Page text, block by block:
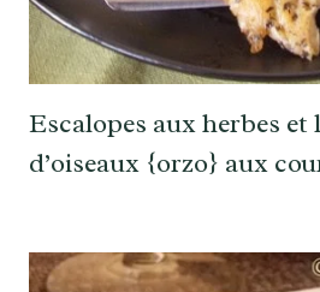
Escalopes aux herbes et
d’oiseaux {orzo} aux